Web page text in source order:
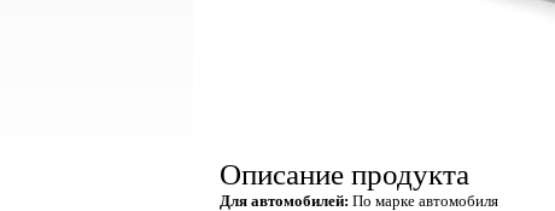
Описание продукта
Для автомобилей: По марке автомобиля